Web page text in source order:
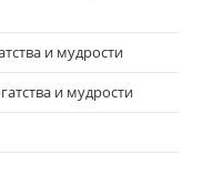
и мудрости
и мудрости